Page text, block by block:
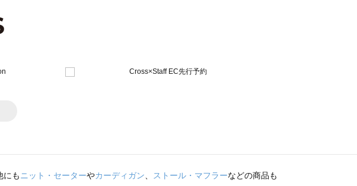
にもニット・セーターやカーディガン、 ストール・マフラーなどの商品も